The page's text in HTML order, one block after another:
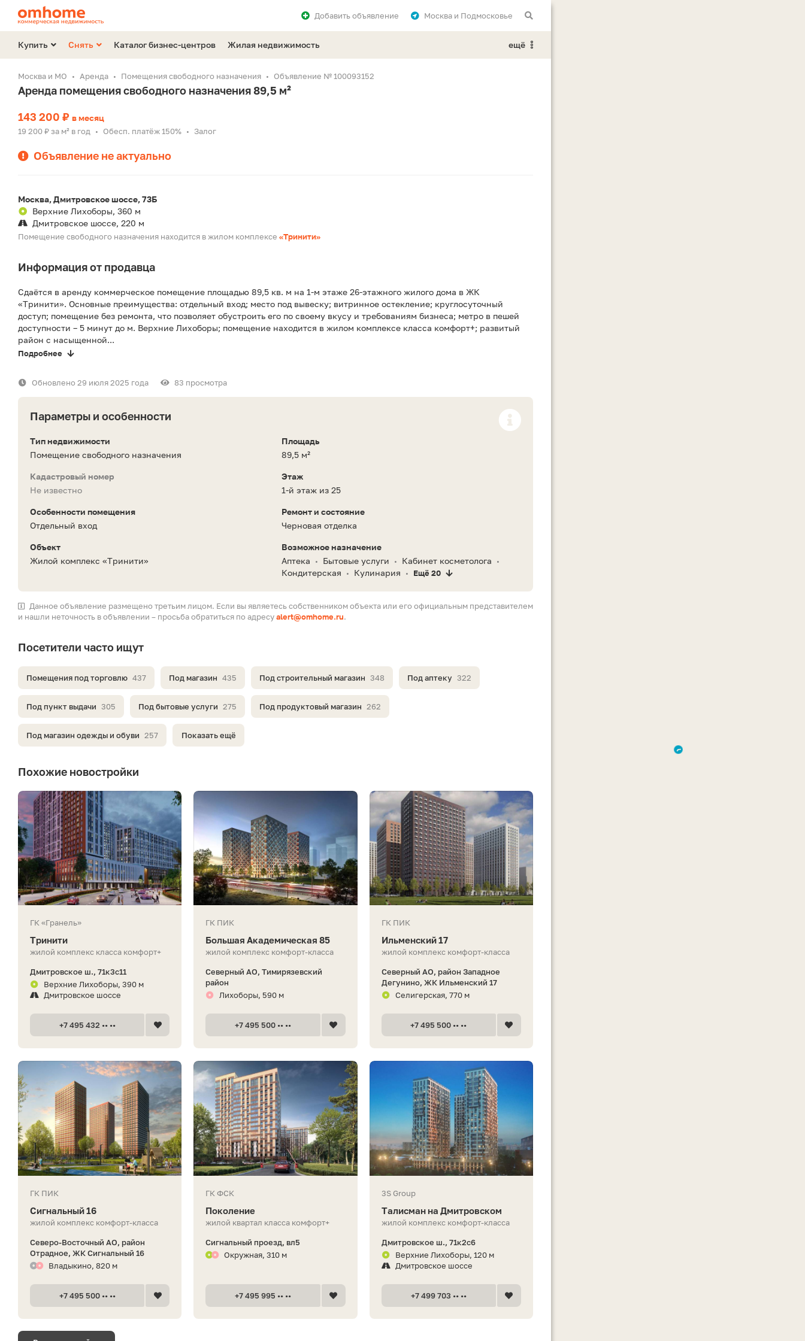
Москва и Подмосковье
Добавитьобъявление
Купить Снять Каталог бизнес-центров Жилая недвижимость ещё
Москва и МО Аренда Помещения свободного назначения Объявление № 100093152
Аренда помещения свободного назначения 89,5 м²
143 200 ₽ в месяц
19 200 ₽ за м² в год • Обесп. платёж 150% • Залог
Объявление не актуально
Москва, Дмитровское шоссе, 73Б
Верхние Лихоборы, 360 м
Дмитровское шоссе, 220 м
Помещение свободного назначения находится в жилом комплексе «Тринити»
Информация от продавца
Сдаётся в аренду коммерческое помещение площадью 89,5 кв. м на 1-м этаже 26-этажного жилого дома в ЖК
«Тринити». Основные преимущества: отдельный вход; место под вывеску; витринное остекление; круглосуточный
доступ; помещение без ремонта, что позволяет обустроить его по своему вкусу и требованиям бизнеса; метро в пешей
доступности – 5 минут до м. Верхние Лихоборы; помещение находится в жилом комплексе класса комфорт+; развитый
район с насыщенной...
Подробнее
Обновлено 29 июля 2025 года 83 просмотра
Параметры и особенности
Тип недвижимости
Помещение свободного назначения
Площадь
89,5 м²
Кадастровый номер
Не известно
Этаж
1-й этаж из 25
Особенности помещения
Отдельный вход
Ремонт и состояние
Черновая отделка
Объект
Жилой комплекс «Тринити»
Возможное назначение
Аптека
• Бытовые услуги • Кабинет косметолога •
Кондитерская • Кулинария • Ещё 20
Данное объявление размещено третьим лицом. Если вы являетесь собственником объекта или его официальным представителем
и нашли неточность в объявлении – просьба обратиться по адресуalert@omhome.ru.
Посетители часто ищут
Помещения под торговлю 437 Под магазин 435 Под строительный магазин 348 Под аптеку 322
Под пункт выдачи 305 Под бытовые услуги 275 Под продуктовый магазин 262
Под магазин одежды и обуви 257 Показать ещё
Похожие новостройки
ГК «Гранель»
Тринити
жилой комплекс класса комфорт+
Дмитровское ш., 71к3с11
Верхние Лихоборы, 390 м
Дмитровское шоссе
+7 495 432 •• ••
ГК ПИК
Большая Академическая 85
жилой комплекс комфорт-класса
Северный АО, Тимирязевский
район
Лихоборы, 590 м
+7 495 500 •• ••
ГК ПИК
Ильменский 17
жилой комплекс комфорт-класса
Северный АО, район Западное
Дегунино, ЖК Ильменский 17
Селигерская, 770 м
+7 495 500 •• ••
ГК ПИК
Сигнальный 16
жилой комплекс комфорт-класса
Северо-Восточный АО, район
Отрадное, ЖК Сигнальный 16
Владыкино, 820 м
+7 495 500 •• ••
ГК ФСК
Поколение
жилой квартал класса комфорт+
Сигнальный проезд, вл5
Окружная, 310 м
+7 495 995 •• ••
3S Group
Талисман на Дмитровском
жилой комплекс комфорт-класса
Дмитровское ш., 71к2с6
Верхние Лихоборы, 120 м
Дмитровское шоссе
+7 499 703 •• ••